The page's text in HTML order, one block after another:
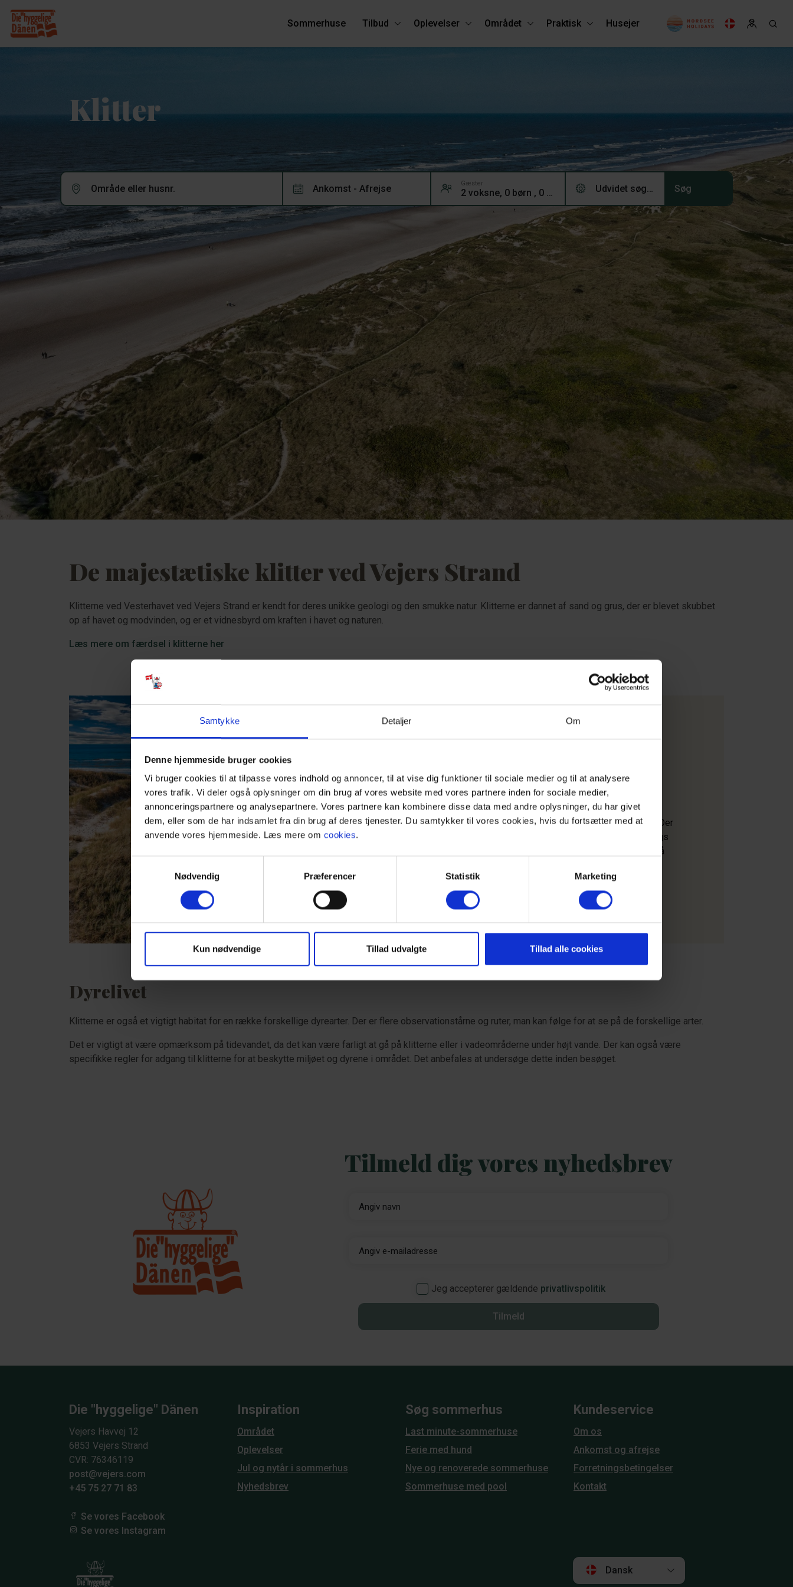
Samtykke Detaljer Om
Denne hjemmeside bruger cookies
Vi bruger cookies til at tilpasse vores indhold og annoncer, til at vise dig funktioner til sociale medier og til at analysere
vores trafik. Vi deler også oplysninger om din brug af vores website med vores partnere inden for sociale medier,
annonceringspartnere og analysepartnere. Vores partnere kan kombinere disse data med andre oplysninger, du har givet
dem, eller som de har indsamlet fra din brug af deres tjenester. Du samtykker til vores cookies, hvis du fortsætter med at
anvende vores hjemmeside. Læs mere om cookies.
Nødvendig
Præferencer Statistik Marketing
Kun nødvendige Tillad udvalgte Tillad alle cookies
Sommerhuse Tilbud Oplevelser Området Praktisk Husejer
Klitter
Område eller husnr. Ankomst - Afrejse Gæster
De majestætiske klitter ved Vejers Strand
Klitterne ved Vesterhavet ved Vejers Strand er kendt for deres unikke geologi og den smukke natur. Klitterne er dannet af sand og grus, der er blevet skubbet
op af havet og modvinden, og er et vidnesbyrd om kraften i havet og naturen.
Læs mere om færdsel i klitterne her
God udsigt
De høje klitter giver besøgende mulighed for at nyde
udsigten over havet og områdets smukke landskab. Der
er flere vandreruter, som går gennem klitterne og langs
kysten, hvor man kan nyde den friske havluft og se på
Dyrelivet
Klitterne er også et vigtigt habitat for en række forskellige dyrearter. Der er flere observationstårne og ruter, man kan følge for at se på de forskellige arter.
Det er vigtigt at være opmærksom på tidevandet, da det kan være farligt at gå på klitterne eller i vadeområderne under højt vande. Der kan også være
specifikke regler for adgang til klitterne for at beskytte miljøet og dyrene i området. Det anbefales at undersøge dette inden besøget.
Tilmeld dig vores nyhedsbrev
Jeg accepterer gældende privatlivspolitik
Tilmeld
Die "hyggelige" Dänen
Vejers Havvej 12
6853 Vejers Strand
CVR: 76346119
post@vejers.com
+45 75 27 71 83
Se vores Facebook
Se vores Instagram
Inspiration
Området
Oplevelser
Jul og nytår i sommerhus
Nyhedsbrev
Søg sommerhus
Last minute-sommerhuse
Ferie med hund
Nye og renoverede sommerhuse
Sommerhuse med pool
Kundeservice
Om os
Ankomst og afrejse
Forretningsbetingelser
Kontakt
Dansk